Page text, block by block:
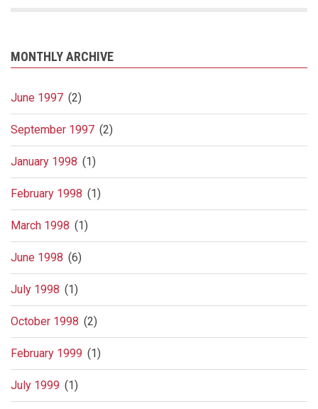
MONTHLY ARCHIVE
June 1997 (2)
September 1997 (2)
January 1998 (1)
February 1998 (1)
March 1998 (1)
June 1998 (6)
July 1998 (1)
October 1998 (2)
February 1999 (1)
July 1999 (1)